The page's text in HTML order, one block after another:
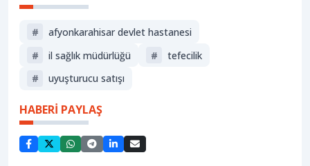
#
afyonkarahisar devlet hastanesi
#
i̇l sağlık müdürlüğü #
tefecilik
#
uyuşturucu satışı
HABERİ PAYLAŞ